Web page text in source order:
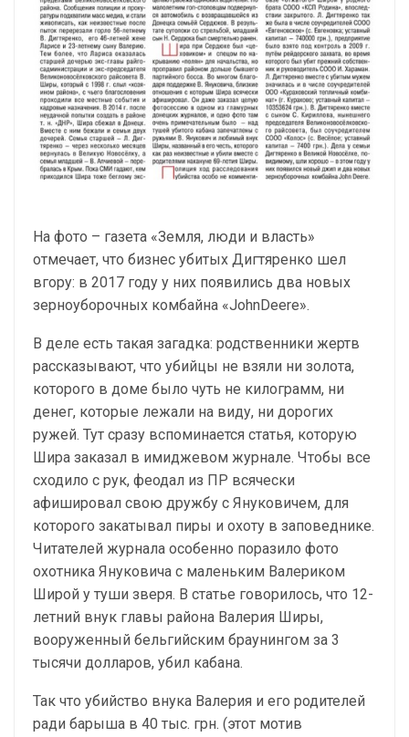
На фото – газета «Земля, люди и власть»
отмечает, что бизнес убитых Дигтяренко шел
вгору: в 2017 году у них появились два новых
зерноуборочных комбайна «JohnDeere».
В деле есть такая загадка: родственники жертв
рассказывают, что убийцы не взяли ни золота,
которого в доме было чуть не килограмм, ни
денег, которые лежали на виду, ни дорогих
ружей. Тут сразу вспоминается статья, которую
Шира заказал в имиджевом журнале. Чтобы все
сходило с рук, феодал из ПР всячески
афишировал свою дружбу с Януковичем, для
которого закатывал пиры и охоту в заповеднике.
Читателей журнала особенно поразило фото
охотника Януковича с маленьким Валериком
Широй у туши зверя. В статье говорилось, что 12-
летний внук главы района Валерия Ширы,
вооруженный бельгийским браунингом за 3
тысячи долларов, убил кабана.
Так что убийство внука Валерия и его родителей
ради барыша в 40 тыс. грн. (этот мотив